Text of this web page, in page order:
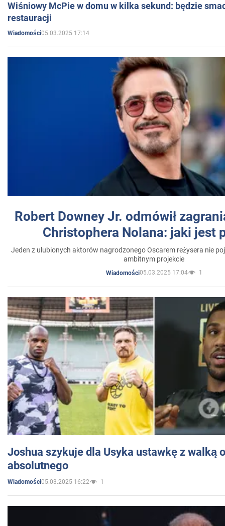
Wiśniowy McPie w domu w kilka sekund: będzie
restauracji
Wiadomości05.03.2025 17:14
Robert Downey Jr. odmówił
Christophera Nolana: jaki jest
Jeden z ulubionych aktorów nagrodzonego Oscarem reżysera nie
ambitnym projekcie
Wiadomości05.03.2025 17:04 1
Joshua szykuje dla Usyka ustawkę z walką
absolutnego
Wiadomości05.03.2025 16:22 1